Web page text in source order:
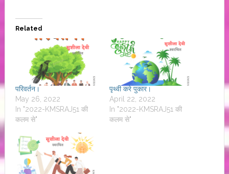
Related
परिवर्तन।
May 26, 2022
In "2022-KMSRAJ51 की
कलम से"
पृथ्वी करे पुकार।
April 22, 2022
In "2022-KMSRAJ51 की
कलम से"